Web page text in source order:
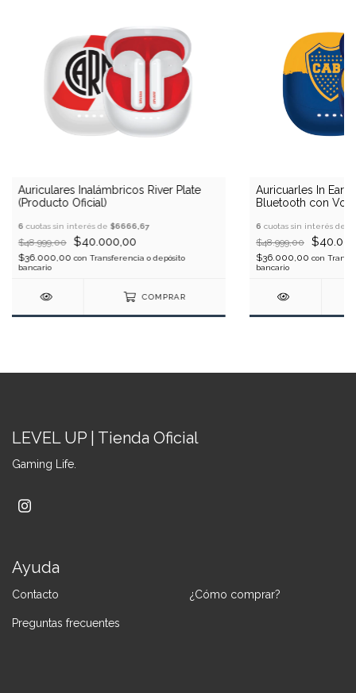
Auriculares Inalámbricos River Plate
(Producto Oficial)
6 cuotas sin interés de $6666,67
$48.999,00 $40.000,00
$36.000,00con Transferencia o depósito
bancario
COMPRAR
Auricuarles In Ear
Bluetooth con Voz
6 cuotas sin interés de
$48.999,00
$36.000,00 con
bancario
LEVEL UP | Tienda Oficial
Gaming Life.
Ayuda
Contacto ¿Cómo comprar?
Preguntas frecuentes